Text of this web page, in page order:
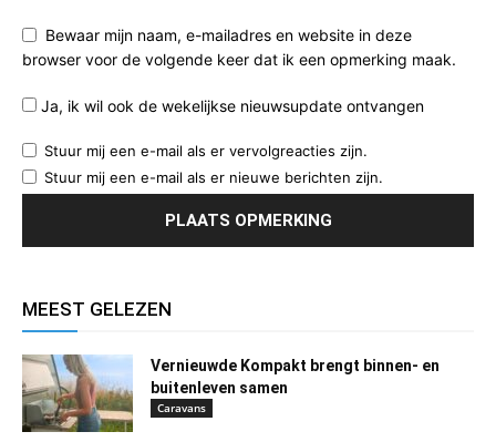
Bewaar mijn naam, e-mailadres en website in deze
browser voor de volgende keer dat ik een opmerking maak.
Ja, ik wil ook de wekelijkse nieuwsupdate ontvangen
Stuur mij een e-mail als er vervolgreacties zijn.
Stuur mij een e-mail als er nieuwe berichten zijn.
MEEST GELEZEN
Vernieuwde Kompakt brengt binnen- en
buitenleven samen
Caravans